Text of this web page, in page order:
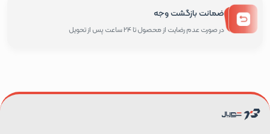
ضمانت بازگشت وجه
در صورت عدم رضایت از محصول تا 24 ساعت پس از تحویل